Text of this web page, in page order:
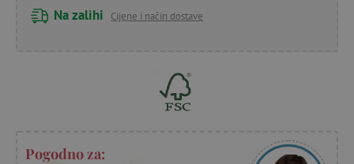
Na zalihi Cijene i način dostave
Pogodno za: